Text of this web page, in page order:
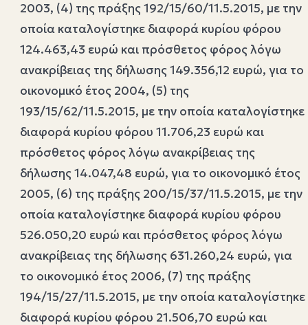
2003, (4) της πράξης 192/15/60/11.5.2015, με την
οποία καταλογίστηκε διαφορά κυρίου φόρου
124.463,43 ευρώ και πρόσθετος φόρος λόγω
ανακρίβειας της δήλωσης 149.356,12 ευρώ, για το
οικονομικό έτος 2004, (5) της
193/15/62/11.5.2015, με την οποία καταλογίστηκε
διαφορά κυρίου φόρου 11.706,23 ευρώ και
πρόσθετος φόρος λόγω ανακρίβειας της
δήλωσης 14.047,48 ευρώ, για το οικονομικό έτος
2005, (6) της πράξης 200/15/37/11.5.2015, με την
οποία καταλογίστηκε διαφορά κυρίου φόρου
526.050,20 ευρώ και πρόσθετος φόρος λόγω
ανακρίβειας της δήλωσης 631.260,24 ευρώ, για
το οικονομικό έτος 2006, (7) της πράξης
194/15/27/11.5.2015, με την οποία καταλογίστηκε
διαφορά κυρίου φόρου 21.506,70 ευρώ και